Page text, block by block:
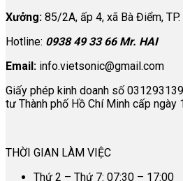
Xưởng: 85/2A, ấp 4, xã Bà Điểm, TP.
Hotline: 0938 49 33 66 Mr. HAI
Email: info.vietsonic@gmail.com
Giấy phép kinh doanh số
tư Thành phố Hồ Chí Minh cấp
THỜI GIAN LÀM VIỆC
Thứ 2 – Thứ 7: 07:30 – 17:00